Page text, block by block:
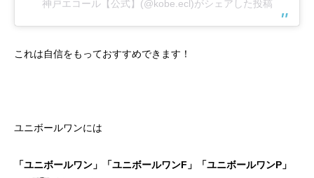
神戸エコール【公式】(@kobe.ecl)がシェアした投稿
これは自信をもっておすすめできます！
ユニボールワンには
「ユニボールワン」「ユニボールワンF」「ユニボールワンP」